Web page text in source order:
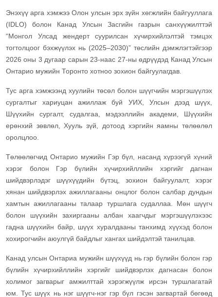
Энэхүү арга хэмжээ Олон улсын эрх зүйн хөгжлийн байгууллага
(IDLO) болон Канад Улсын Засгийн газрын санхүүжилттэй
“Монгол Улсад жендерт суурилсан хүчирхийлэлтэй тэмцэх
тогтолцоог бэхжүүлэх нь (2025–2030)” төслийн дэмжлэгтэйгээр
2026 оны 3 дугаар сарын 23-наас 27-ны өдрүүдэд Канад Улсын
Онтарио мужийн Торонто хотноо зохион байгуулагдав.
Тус арга хэмжээнд хуулийн төсөл болон шүүгчийн мэргэшүүлэх
сургалтыг хариуцан ажиллаж буй УИХ, Улсын дээд шүүх,
Шүүхийн сургалт, судалгаа, мэдээллийн академи, Шүүхийн
ерөнхий зөвлөл, Хууль зүй, дотоод хэргийн яамны төлөөлөл
оролцлоо.
Төлөөлөгчид Онтарио мужийн Гэр бүл, насанд хүрээгүй хүний
хэрэг болон Гэр бүлийн хүчирхийллийн хэргийг дагнан
шийдвэрлэдэг шүүхүүдийн бүтэц, зохион байгуулалт, хэрэг
хянан шийдвэрлэх ажиллагааны онцлог болон салбар дундын
хамтын ажиллагааны талаар туршлага судаллаа. Мөн шүүгч
болон шүүхийн захиргааны албан хаагчдыг мэргэшүүлэхээс
гадна шүүхийн байр, шүүх хуралдааны танхимд хүүхэд болон
хохирогчийн аюулгүй байдлыг хангах шийдэлтэй танилцав.
Канад улсын Онтариа мужийн шүүхүүд нь гэр бүлийн болон гэр
бүлийн хүчирхийллийн хэргийг шийдвэрлэх дагнасан болон
холимог загварыг амжилттай хэрэгжүүлж ирсэн туршлагатай
юм. Тус шүүх нь нэг шүүгч-нэг гэр бүл гэсэн загвартай бөгөөд